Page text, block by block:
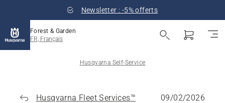
Newsletter : -5% offerts
Forest & Garden
FR, Français
Husqvarna Self-Service
Husqvarna Fleet Services™ 09/02/2026